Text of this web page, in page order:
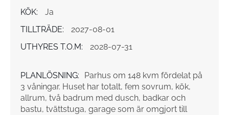
KÖK:
Ja
TILLTRÄDE:
2027-08-01
UTHYRES T.O.M:
2028-07-31
PLANLÖSNING:
Parhus om 148 kvm fördelat på
3 våningar. Huset har totalt, fem sovrum, kök,
allrum, två badrum med dusch, badkar och
bastu, tvättstuga, garage som är omgjort till